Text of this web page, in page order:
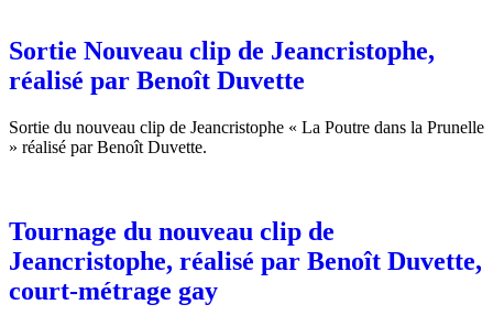
Sortie Nouveau clip de Jeancristophe,
réalisé par Benoît Duvette
Sortie du nouveau clip de Jeancristophe « La Poutre dans la Prunelle
» réalisé par Benoît Duvette.
Tournage du nouveau clip de
Jeancristophe, réalisé par Benoît Duvette,
court-métrage gay